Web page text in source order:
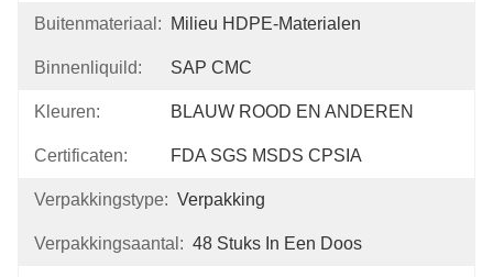
Buitenmateriaal: Milieu HDPE-Materialen
Binnenliquild: SAP CMC
Kleuren: BLAUW ROOD EN ANDEREN
Certificaten: FDA SGS MSDS CPSIA
Verpakkingstype: Verpakking
Verpakkingsaantal: 48 Stuks In Een Doos